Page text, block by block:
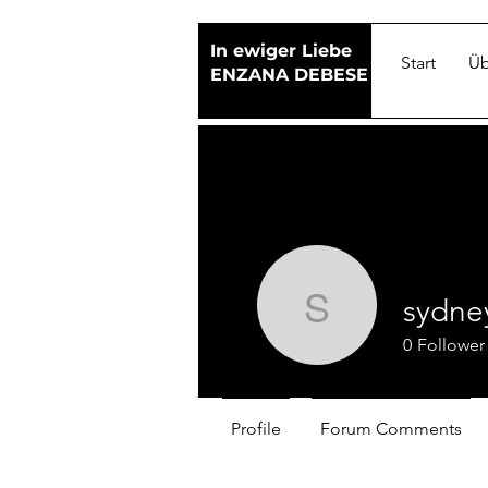
In ewiger Liebe
ENZANA DEBESE
Start
0 Follower
Profile Forum Comments